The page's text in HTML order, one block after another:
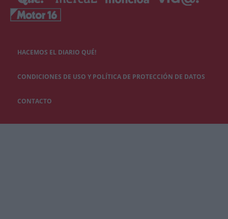
HACEMOS EL DIARIO QUÉ!
CONDICIONES DE USO Y POLÍTICA DE PROTECCIÓN DE DATOS
CONTACTO